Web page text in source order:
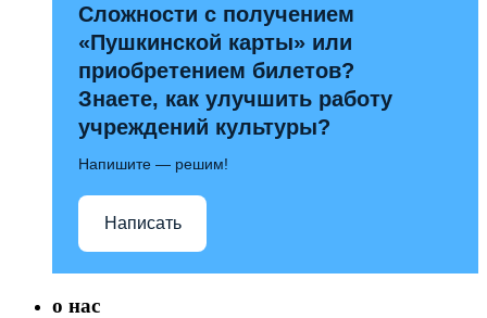
Сложности с получением
«Пушкинской карты» или
приобретением билетов?
Знаете, как улучшить работу
учреждений культуры?
Напишите — решим!
Написать
о нас